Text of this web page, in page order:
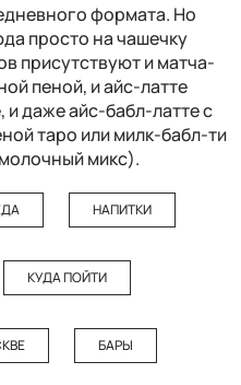
формата. Но
просто на чашечку
присутствуют и матча-
пеной, и айс-латте
даже айс-бабл-латте с
таро или милк-бабл-ти
микс).
НАПИТКИ
КУДА ПОЙТИ
БАРЫ